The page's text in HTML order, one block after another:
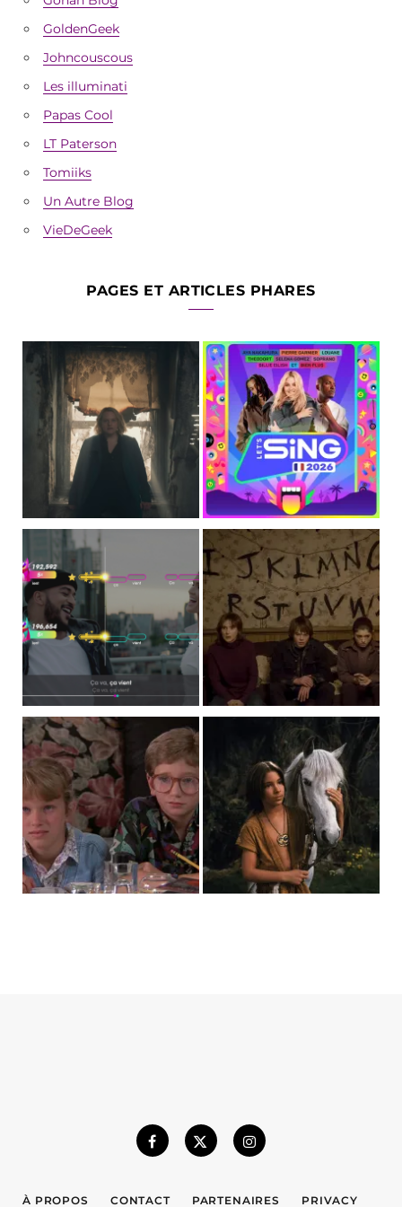
GoldenGeek
Johncouscous
Les illuminati
Papas Cool
LT Paterson
Tomiiks
Un Autre Blog
VieDeGeek
PAGES ET ARTICLES PHARES
À PROPOS CONTACT PARTENAIRES PRIVACY